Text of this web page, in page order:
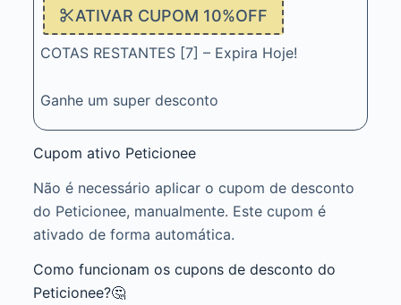
ATIVAR CUPOM 10%OFF
COTAS RESTANTES [7] – Expira Hoje!
Ganhe um super desconto
Cupom ativo Peticionee
Não é necessário aplicar o cupom de desconto
do Peticionee, manualmente. Este cupom é
ativado de forma automática.
Como funcionam os cupons de desconto do
Peticionee?🤔